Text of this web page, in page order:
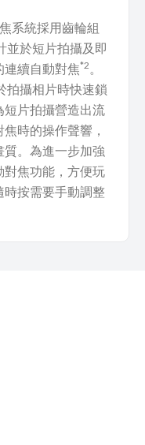
系統採用齒輪組
並於短片拍攝及即
連續自動對焦*2
拍攝相片時快速鎖
片拍攝營造出流
時的操作聲響，
。為進一步加強
焦功能，方便玩
時按需要手動調整